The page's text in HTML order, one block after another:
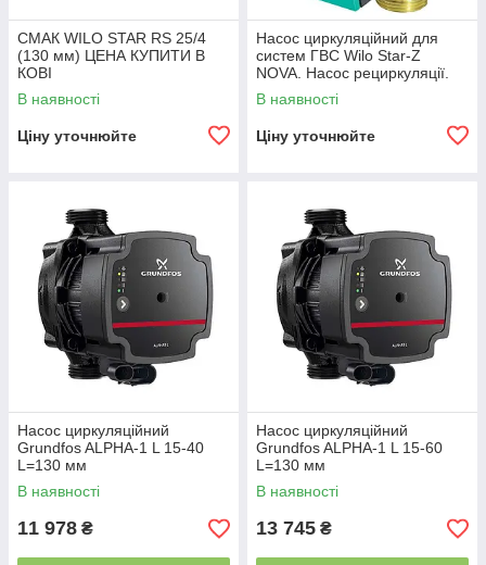
СМАК WILO STAR RS 25/4
(130 мм) ЦЕНА КУПИТИ В
КОВІ
В наявності
Ціну уточнюйте
Насос циркуляційний для
систем ГВС Wilo Star-Z
NOVA. Насос рециркуляції.
Киев
В наявності
Ціну уточнюйте
Насос циркуляційний
Grundfos ALPHA-1 L 15-40
L=130 мм
В наявності
11 978 ₴
Насос циркуляційний
Grundfos ALPHA-1 L 15-60
L=130 мм
В наявності
13 745 ₴